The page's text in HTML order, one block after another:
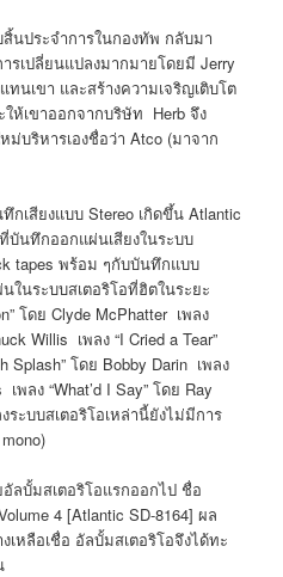
นประจำการในกองทัพ กลับมา
เปลี่ยนแปลงมากมายโดยมี Jerry
นเขา และสร้างความเจริญเติบโต
ห้เขาออกจากบริษัท Herb จึง
บริหารเองชื่อว่า Atco (มาจาก
กเสียงแบบ Stereo เกิดขึ้น Atlantic
บันทึกออกแผ่นเสียงในระบบ
tapes พร้อม ๆกับบันทึกแบบ
ในระบบสเตอริโอที่ฮิตในระยะ
โดย Clyde McPhatter เพลง
Willis เพลง “I Cried a Tear”
Splash” โดย Bobby Darin เพลง
พลง “What’d I Say” โดย Ray
ะบบสเตอริโอเหล่านี้ยังไม่มีการ
ลบั้มสเตอริโอแรกออกไป ชื่อ
4 [Atlantic SD-8164] ผล
เหลือเชื่อ อัลบั้มสเตอริโอจึงได้ทะ